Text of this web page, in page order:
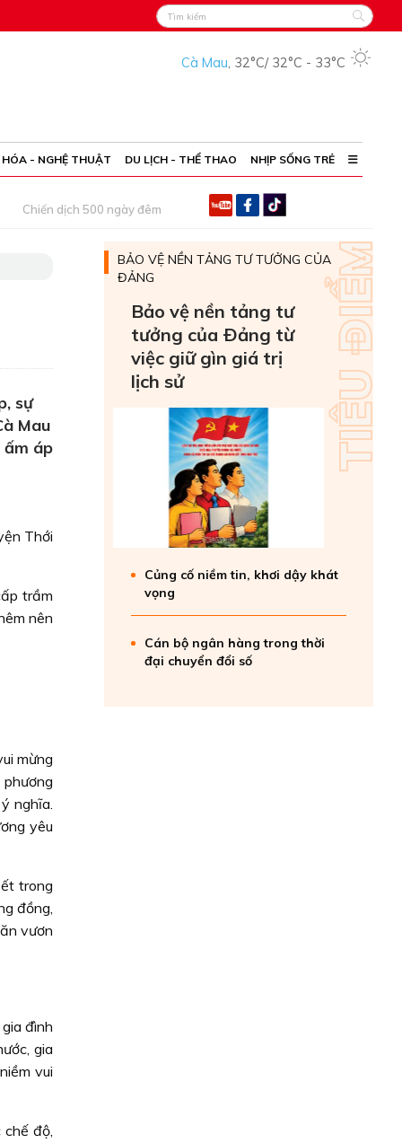
Cà Mau, 32°C/ 32°C - 33°C
- NGHỆ THUẬT DU LỊCH - THỂ THAO NHỊP SỐNG TRẺ
Chiến dịch 500 ngày đêm
sự
Mau
ấm áp
Thới
trầm
nên
mừng
nghĩa.
yêu
trong
đồng,
vươn
đình
gia
vui
độ,
BẢO VỆ NỀN TẢNG TƯ TƯỞNG CỦA
ĐẢNG
Bảo vệ nền tảng tư
tưởng của Ðảng từ
việc giữ gìn giá trị
lịch sử
Củng cố niềm tin, khơi dậy khát
vọng
Cán bộ ngân hàng trong thời
đại chuyển đổi số